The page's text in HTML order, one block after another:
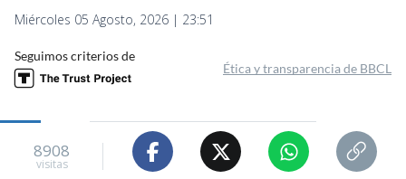
Miércoles 05 Agosto, 2026 | 23:51
Seguimos criterios de
Ética y transparencia de BBCL
8908
visitas